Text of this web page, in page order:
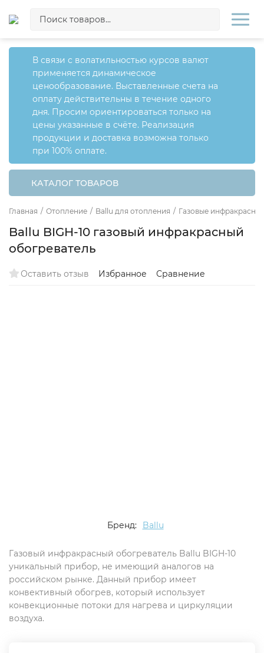
В связи с волатильностью курсов валют
применяется динамическое
ценообразование. Выставленные счета на
оплату действительны в течение одного
дня. Просим ориентироваться только на
цены указанные в счёте. Реализация
продукции и доставка возможна только
при 100% оплате.
КАТАЛОГ ТОВАРОВ
Главная / Отопление / Ballu для отопления / Газовые
Ballu BIGH-10 газовый инфракрасный
обогреватель
Оставить отзыв Избранное Сравнение
Бренд: Ballu
Газовый инфракрасный обогреватель Ballu BIGH-10
уникальный прибор, не имеющий аналогов на
российском рынке. Данный прибор имеет
конвективный обогрев, который использует
конвекционные потоки для нагрева и циркуляции
воздуха.